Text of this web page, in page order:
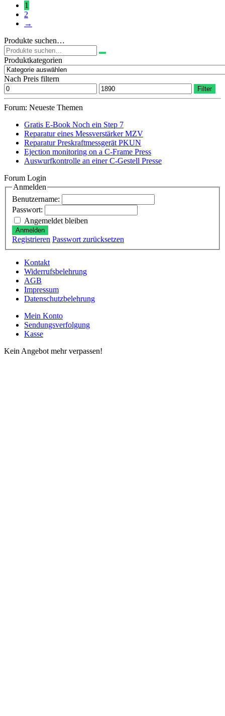
1
2
→
Produkte suchen…
Suchen
nach:
Produktkategorien
Nach Preis filtern
Min.
Preis
Max.
Preis
Filter
Forum: Neueste Themen
Gratis E-Book Noch ein Step 7
Reparatur eines Messverstärker MZV
Reparatur Preskraftmessgerät PKUN
Ejection monitoring on a C-Frame Press
Auswurfkontrolle an einer C-Gestell Presse
Forum Login
Anmelden
Benutzername:
Passwort:
Angemeldet bleiben
Anmelden
Registrieren Passwort zurücksetzen
Kontakt
Widerrufsbelehrung
AGB
Impressum
Datenschutzbelehrung
Mein Konto
Sendungsverfolgung
Kasse
Kein Angebot mehr verpassen!